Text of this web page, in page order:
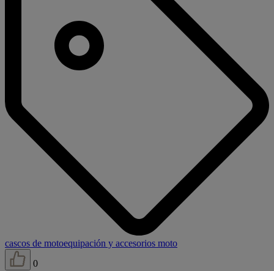
cascos de motoequipación y accesorios moto
0